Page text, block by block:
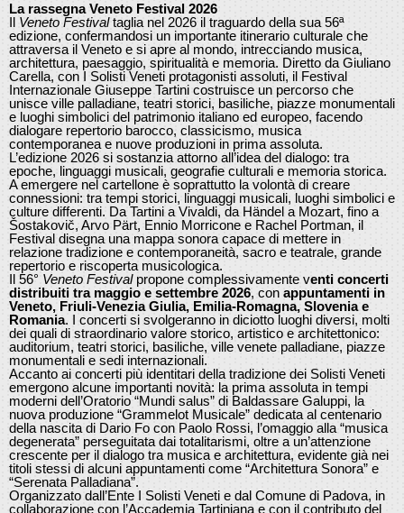
La rassegna Veneto Festival 2026
Il Veneto Festivaltaglia nel 2026 il traguardo della sua 56ª
edizione, confermandosi un importante itinerario culturale che
attraversa il Veneto e si apre al mondo, intrecciando musica,
architettura, paesaggio, spiritualità e memoria. Diretto da Giuliano
Carella, con I Solisti Veneti protagonisti assoluti, il Festival
Internazionale Giuseppe Tartini costruisce un percorso che
unisce ville palladiane, teatri storici, basiliche, piazze monumentali
e luoghi simbolici del patrimonio italiano ed europeo, facendo
dialogare repertorio barocco, classicismo, musica
contemporanea e nuove produzioni in prima assoluta.
L’edizione 2026 si sostanzia attorno all’idea del dialogo: tra
epoche, linguaggi musicali, geografie culturali e memoria storica.
A emergere nel cartellone è soprattutto la volontà di creare
connessioni: tra tempi storici, linguaggi musicali, luoghi simbolici e
culture differenti. Da Tartini a Vivaldi, da Händel a Mozart, fino a
Šostakovič, Arvo Pärt, Ennio Morricone e Rachel Portman, il
Festival disegna una mappa sonora capace di mettere in
relazione tradizione e contemporaneità, sacro e teatrale, grande
repertorio e riscoperta musicologica.
Il 56° Veneto Festival propone complessivamente venti concerti
distribuiti tra maggio e settembre 2026, con appuntamenti in
Veneto, Friuli-Venezia Giulia, Emilia-Romagna, Slovenia e
Romania. I concerti si svolgeranno in diciotto luoghi diversi, molti
dei quali di straordinario valore storico, artistico e architettonico:
auditorium, teatri storici, basiliche, ville venete palladiane, piazze
monumentali e sedi internazionali.
Accanto ai concerti più identitari della tradizione dei Solisti Veneti
emergono alcune importanti novità: la prima assoluta in tempi
moderni dell’Oratorio “Mundi salus” di Baldassare Galuppi, la
nuova produzione “Grammelot Musicale” dedicata al centenario
della nascita di Dario Fo con Paolo Rossi, l’omaggio alla “musica
degenerata” perseguitata dai totalitarismi, oltre a un’attenzione
crescente per il dialogo tra musica e architettura, evidente già nei
titoli stessi di alcuni appuntamenti come “Architettura Sonora” e
“Serenata Palladiana”.
Organizzato dall’Ente I Solisti Veneti e dal Comune di Padova, in
collaborazione con l’Accademia Tartiniana e con il contributo del